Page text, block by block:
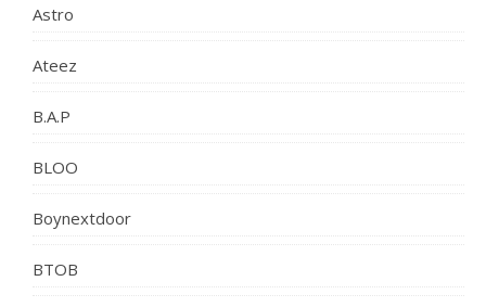
Astro
Ateez
B.A.P
BLOO
Boynextdoor
BTOB